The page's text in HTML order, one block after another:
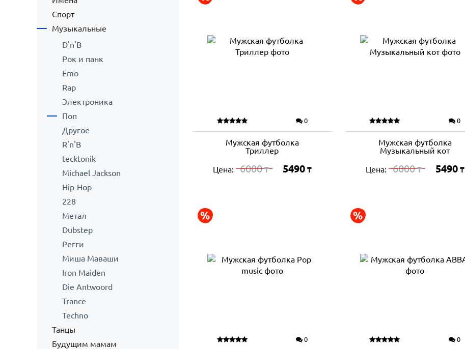
Спорт
Музыкальные
D'n'B
Рок и панк
Emo
Rap
Электроника
Поп
Другое
R'n'B
tecktonik
Michael Jackson
Hip-Hop
228
Метал
Dubstep
Регги
Миша Маваши
Iron Maiden
Die Antwoord
Trance
Techno
Танцы
Будущим мамам
0
Мужская футболка
Триллер
Цена: 6000₸ 5490 ₸
0
Мужская футболка
Музыкальный кот
Цена: 6000₸ 5490 ₸
0 0